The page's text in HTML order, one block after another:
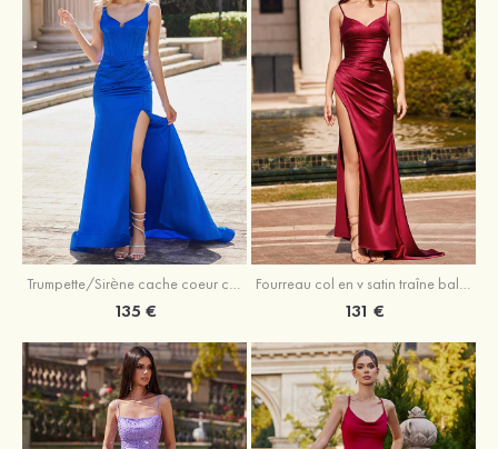
Trumpette/Sirène cache coeur charmeuse traîne balayage robe de bal
135 €
Fourreau col en v satin traîne balayage robe de bal
131 €